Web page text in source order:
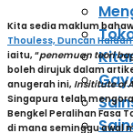
Kita sedia maklum
Thouless, Duncan
iaitu, “penemuan teori
boleh dirujuk dalam
anugerah ini, Insititute of
Singapura telah
Bengkel Peralihan Fasa
di mana seminggu awal